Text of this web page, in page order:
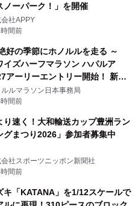
ノーパーク！」を開催
社APPY
間前
好の季節にホノルルを走る ～
イズハーフマラソン ハパルア
アーリーエントリー開始！ 新カ
リー「ハパルアIKI(イキ)」(約
が登場
ルルマラソン日本事務局
間前
り速く！大和輸送カップ豊洲ラン
グまつり2026」参加者募集中
社スポーツニッポン新聞社
間前
キ「KATANA」を1/12スケールで